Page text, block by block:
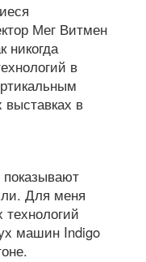
Мег Витмен
никогда
в
в
Для меня
машин Indigo